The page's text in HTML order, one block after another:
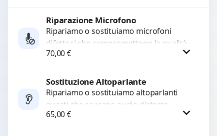
Procedi
Riparazione Microfono
Ripariamo o sostituiamo microfoni
difettosi che compromettono la qualità
audio delle registrazioni o delle
di...
70,00€
Procedi
Sostituzione Altoparlante
Ripariamo o sostituiamo altoparlanti
guasti che causano audio distorto,
basso o assente. Utilizziamo ricambi di
65,00€